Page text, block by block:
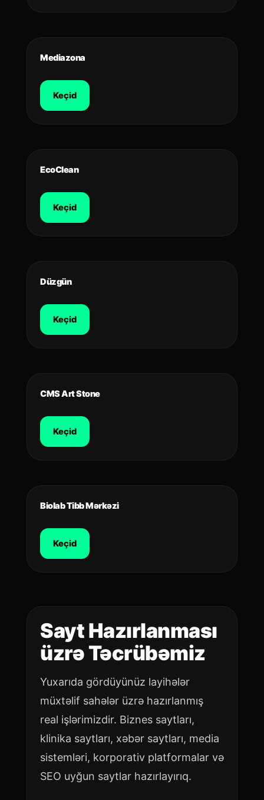
Mediazona
Keçid
EcoClean
Keçid
Düzgün
Keçid
CMS Art Stone
Keçid
Biolab Tibb Mərkəzi
Keçid
Sayt Hazırlanması
üzrə Təcrübəmiz
Yuxarıda gördüyünüz layihələr
müxtəlif sahələr üzrə hazırlanmış
real işlərimizdir. Biznes saytları,
klinika saytları, xəbər saytları, media
sistemləri, korporativ platformalar və
SEO uyğun saytlar hazırlayırıq.